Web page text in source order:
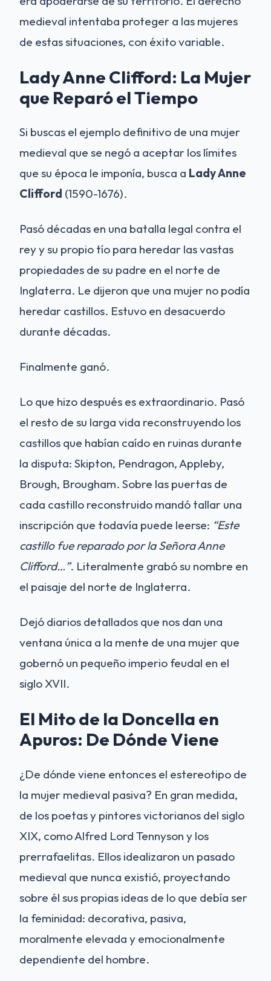
medieval intentaba proteger a las mujeres
de estas situaciones, con éxito variable.
Lady Anne Clifford: La Mujer
que Reparó el Tiempo
Si buscas el ejemplo definitivo de una mujer
medieval que se negó a aceptar los límites
que su época le imponía, busca a Lady Anne
Clifford (1590-1676).
Pasó décadas en una batalla legal contra el
rey y su propio tío para heredar las vastas
propiedades de su padre en el norte de
Inglaterra. Le dijeron que una mujer no podía
heredar castillos. Estuvo en desacuerdo
durante décadas.
Finalmente ganó.
Lo que hizo después es extraordinario. Pasó
el resto de su larga vida reconstruyendo los
castillos que habían caído en ruinas durante
la disputa: Skipton, Pendragon, Appleby,
Brough, Brougham. Sobre las puertas de
cada castillo reconstruido mandó tallar una
inscripción que todavía puede leerse: “Este
castillo fue reparado por la Señora Anne
Clifford…”. Literalmente grabó su nombre en
el paisaje del norte de Inglaterra.
Dejó diarios detallados que nos dan una
ventana única a la mente de una mujer que
gobernó un pequeño imperio feudal en el
siglo XVII.
El Mito de la Doncella en
Apuros: De Dónde Viene
¿De dónde viene entonces el estereotipo de
la mujer medieval pasiva? En gran medida,
de los poetas y pintores victorianos del siglo
XIX, como Alfred Lord Tennyson y los
prerrafaelitas. Ellos idealizaron un pasado
medieval que nunca existió, proyectando
sobre él sus propias ideas de lo que debía ser
la feminidad: decorativa, pasiva,
moralmente elevada y emocionalmente
dependiente del hombre.